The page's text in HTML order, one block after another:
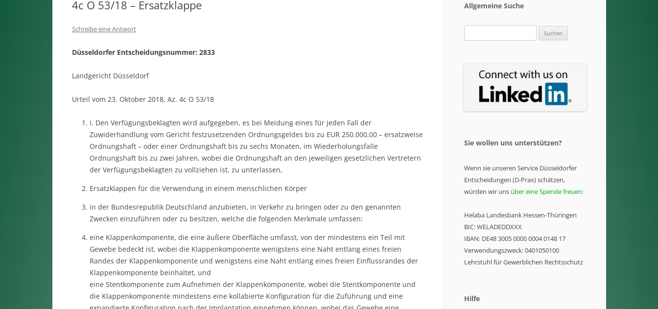
4c O 53/18 – Ersatzklappe
Schreibe eine Antwort
Düsseldorfer Entscheidungsnummer: 2833
Landgericht Düsseldorf
Urteil vom 23. Oktober 2018, Az. 4c O 53/18
I. Den Verfügungsbeklagten wird aufgegeben, es bei Meidung eines für jeden Fall der
Zuwiderhandlung vom Gericht festzusetzenden Ordnungsgeldes bis zu EUR 250.000,00 – ersatzweise
Ordnungshaft – oder einer Ordnungshaft bis zu sechs Monaten, im Wiederholungsfalle
Ordnungshaft bis zu zwei Jahren, wobei die Ordnungshaft an den jeweiligen gesetzlichen Vertretern
der Verfügungsbeklagten zu vollziehen ist, zu unterlassen,
Ersatzklappen für die Verwendung in einem menschlichen Körper
in der Bundesrepublik Deutschland anzubieten, in Verkehr zu bringen oder zu den genannten
Zwecken einzuführen oder zu besitzen, welche die folgenden Merkmale umfassen:
eine Klappenkomponente, die eine äußere Oberfläche umfasst, von der mindestens ein Teil mit
Gewebe bedeckt ist, wobei die Klappenkomponente wenigstens eine Naht entlang eines freien
Randes der Klappenkomponente und wenigstens eine Naht entlang eines freien Einflussrandes der
Klappenkomponente beinhaltet, und
eine Stentkomponente zum Aufnehmen der Klappenkomponente, wobei die Stentkomponente und
die Klappenkomponente mindestens eine kollabierte Konfiguration für die Zuführung und eine
Allgemeine Suche
nach:
Sie wollen uns unterstützen?
Wenn sie unseren Service Düsseldorfer
Entscheidungen (D-Prax) schätzen,
würden wir uns über eine Spende freuen:
Helaba Landesbank Hessen-Thüringen
BIC: WELADEDDXXX
IBAN: DE48 3005 0000 0004 0148 17
Verwendungszweck: 0401050100
Lehrstuhl für Gewerblichen Rechtsschutz
Hilfe